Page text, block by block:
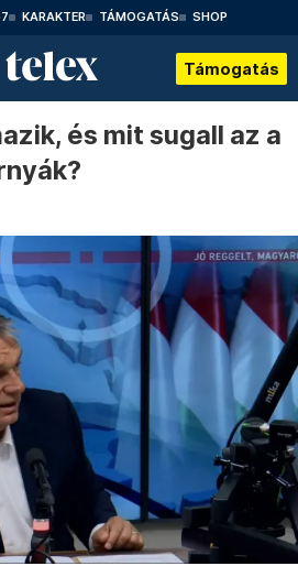
KARAKTER TÁMOGATÁS SHOP
Támogatás
és mit sugall az a